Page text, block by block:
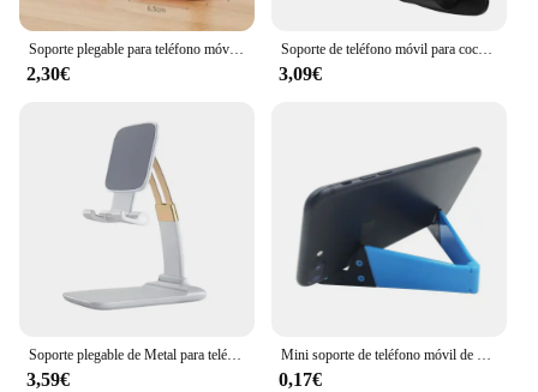
Soporte plegable para teléfono móvil, mesa de montaje de escritorio para tableta, Flexible y ajustable, soporte perezoso en vivo para todos los teléfonos
2,30€
Soporte de teléfono móvil para cochecito de bebé, abrazadera giratoria Universal 360, soporte de teléfono para bicicleta, GPS
3,09€
Soporte plegable de Metal para teléfono móvil, soporte para iPad, iPhone 15, 14, 13, 12, tableta, escritorio, soporte para teléfono móvil
3,59€
Mini soporte de teléfono móvil de escritorio en forma de V, soporte portátil plegable ajustable para IPhone, Samsung, iPad, soporte Universal, nuevo
0,17€